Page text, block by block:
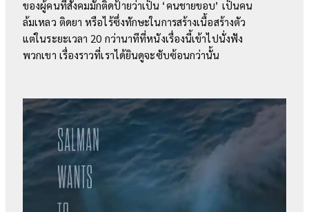
ของผู้คนที่สังคมมักติดป้ายว่าเป็น ‘คนชายขอบ’ เป็นคน
ล้มเหลว ติดยา หรือไร้ซึ่งทักษะในการสร้างเนื้อสร้างตัว
แต่ในระยะเวลา 20 กว่านาทีที่หนังเรื่องนี้เข้าไปนั่งฟัง
พวกเขา เรื่องราวที่เราได้ยินดูจะซับซ้อนกว่านั้น